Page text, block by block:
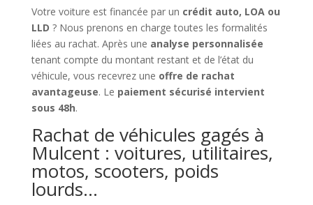
Votre voiture est financée par un crédit auto, LOA ou
LLD ? Nous prenons en charge toutes les formalités
liées au rachat. Après une analyse personnalisée
tenant compte du montant restant et de l’état du
véhicule, vous recevrez une offre de rachat
avantageuse. Le paiement sécurisé intervient
sous 48h.
Rachat de véhicules gagés à
Mulcent : voitures, utilitaires,
motos, scooters, poids
lourds…